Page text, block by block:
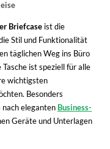
Briefcase ist die
Stil und Funktionalität
täglichen Weg ins Büro
ist speziell für alle
wichtigsten
Besonders
nach eleganten Business-
Geräte und Unterlagen